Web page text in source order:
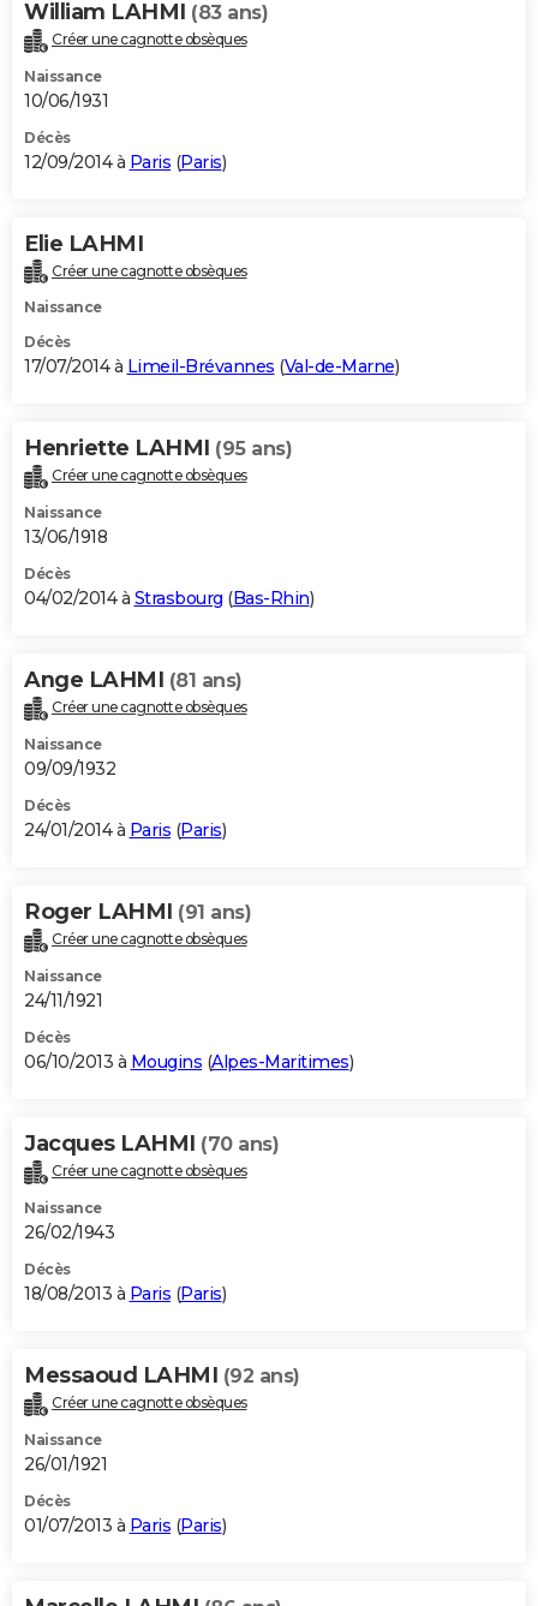
William LAHMI (83 ans)
Créer une cagnotte obsèques
Naissance
10/06/1931
Décès
12/09/2014 à Paris (Paris)
Elie LAHMI
Créer une cagnotte obsèques
Naissance
Décès
17/07/2014 à Limeil-Brévannes (Val-de-Marne)
Henriette LAHMI (95 ans)
Créer une cagnotte obsèques
Naissance
13/06/1918
Décès
04/02/2014 à Strasbourg (Bas-Rhin)
Ange LAHMI (81 ans)
Créer une cagnotte obsèques
Naissance
09/09/1932
Décès
24/01/2014 à Paris (Paris)
Roger LAHMI (91 ans)
Créer une cagnotte obsèques
Naissance
24/11/1921
Décès
06/10/2013 à Mougins (Alpes-Maritimes)
Jacques LAHMI (70 ans)
Créer une cagnotte obsèques
Naissance
26/02/1943
Décès
18/08/2013 à Paris (Paris)
Messaoud LAHMI (92 ans)
Créer une cagnotte obsèques
Naissance
26/01/1921
Décès
01/07/2013 à Paris (Paris)